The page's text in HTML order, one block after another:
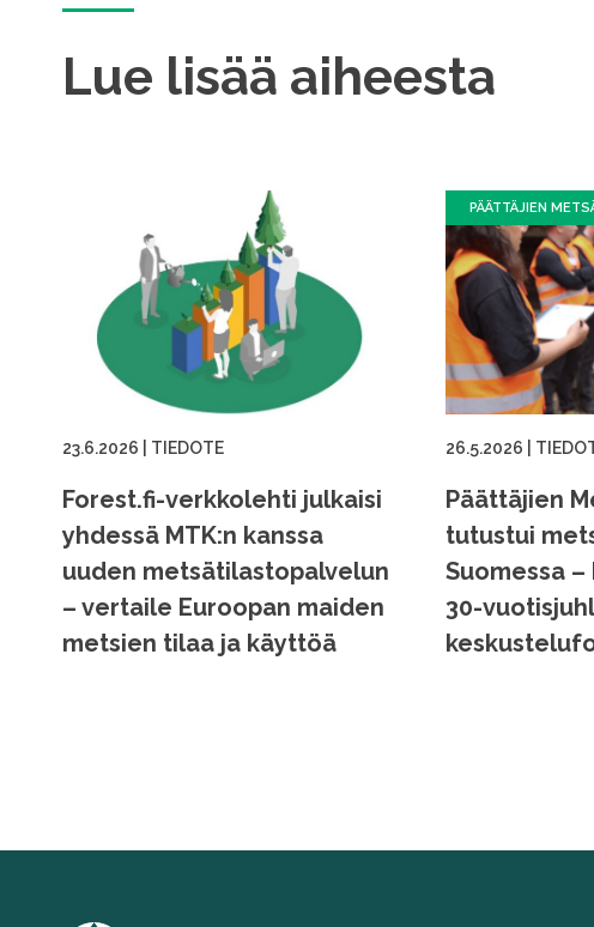
Lue lisää aiheesta
23.6.2026 TIEDOTE
Forest.fi-verkkolehti julkaisi
yhdessä MTK:n kanssa
uuden metsätilastopalvelun
– vertaile Euroopan maiden
metsien tilaa ja käyttöä
PÄÄTTÄJIEN
26.5.2026
Päättäjien
tutustui
Suomessa
30-